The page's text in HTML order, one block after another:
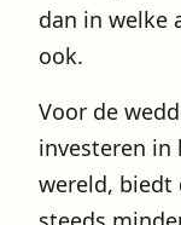
dan in welke
ook.
Voor de
investeren in
wereld, biedt